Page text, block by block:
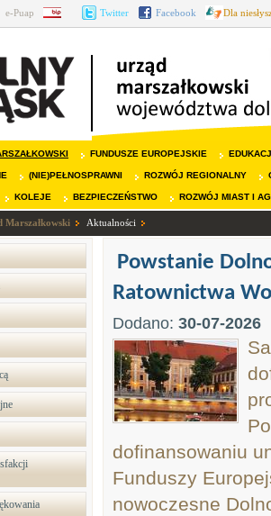
e-Puap BIP Twitter Facebook Dla
FUNDUSZE EUROPEJSKIE
(NIE)PEŁNOSPRAWNI ROZWÓJ REGIONALNY
KOLEJE BEZPIECZEŃSTWO ROZWÓJ MIAST I
Marszałkowski Aktualności
Powstanie
Ratownictwa
Dodano: 30-07-2026
dofinansowaniu
Funduszy
nowoczesne